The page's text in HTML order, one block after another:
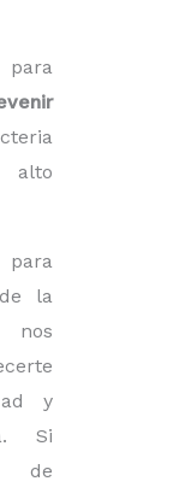
para
alto
la
nos
y
Si
de